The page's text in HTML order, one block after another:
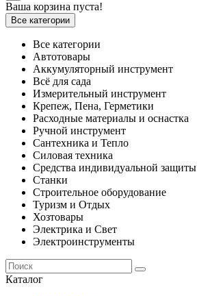
Ваша корзина пуста!
Все категории
Все категории
Автотовары
Аккумуляторный инструмент
Всё для сада
Измерительный инструмент
Крепеж, Пена, Герметики
Расходные материалы и оснастка
Ручной инструмент
Сантехника и Тепло
Силовая техника
Средства индивидуальной защиты
Станки
Строительное оборудование
Туризм и Отдых
Хозтовары
Электрика и Свет
Электроинструменты
Каталог